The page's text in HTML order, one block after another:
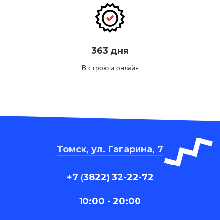
363 дня
В строю и онлайн
Томск, ул. Гагарина, 7
+7 (3822) 32-22-72
10:00 - 20:00